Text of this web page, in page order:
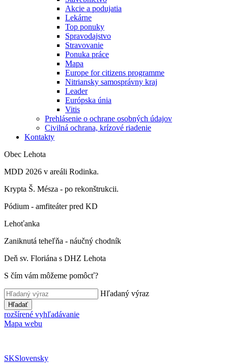
Akcie a podujatia
Lekárne
Top ponuky
Spravodajstvo
Stravovanie
Ponuka práce
Mapa
Europe for citizens programme
Nitriansky samosprávny kraj
Leader
Európska únia
Vitis
Prehlásenie o ochrane osobných údajov
Civilná ochrana, krízové riadenie
Kontakty
Obec Lehota
MDD 2026 v areáli Rodinka.
Krypta Š. Mésza - po rekonštrukcii.
Pódium - amfiteáter pred KD
Lehoťanka
Zaniknutá teheľňa - náučný chodník
Deň sv. Floriána s DHZ Lehota
S čím vám môžeme pomôcť?
Hľadaný výraz
Hľadať
rozšírené vyhľadávanie
Mapa webu
SKSlovensky